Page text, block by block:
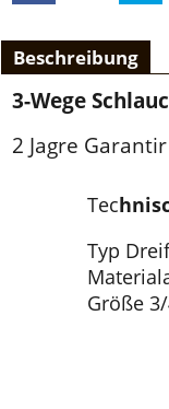
Beschreibung
3-Wege
2 Jagre Garantir
Tec
Typ
Größe